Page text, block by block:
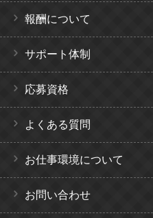
報酬について
サポート体制
応募資格
よくある質問
お仕事環境について
お問い合わせ